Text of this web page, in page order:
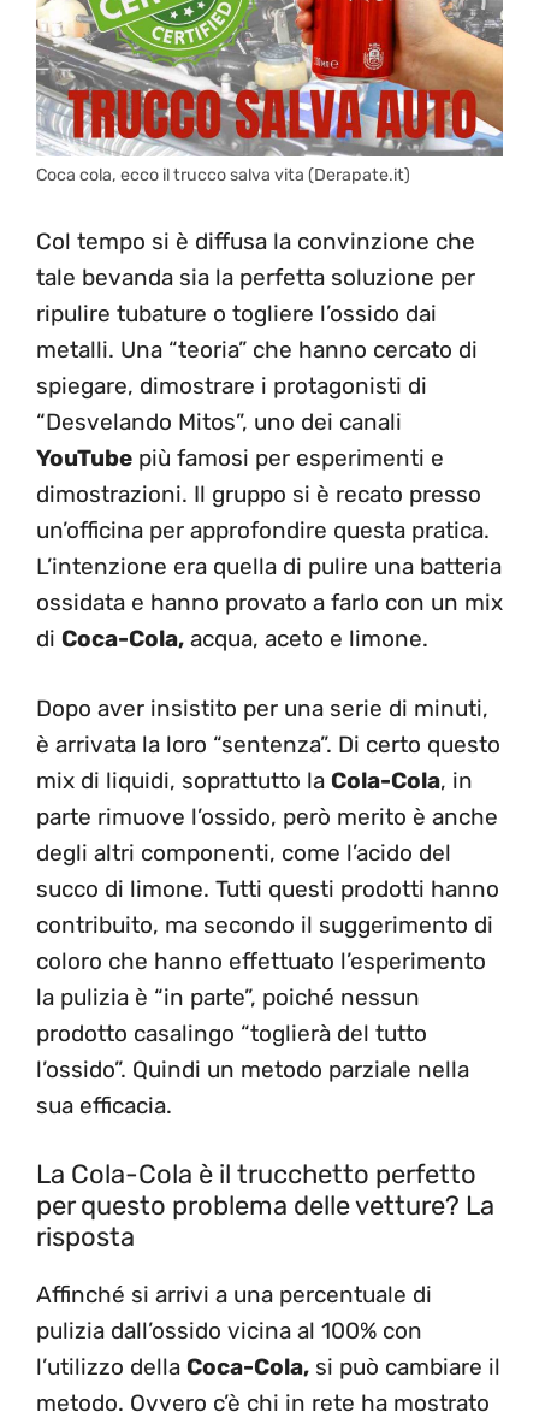
Coca cola, ecco il trucco salva vita (Derapate.it)
Col tempo si è diffusa la convinzione che
tale bevanda sia la perfetta soluzione per
ripulire tubature o togliere l’ossido dai
metalli. Una “teoria” che hanno cercato di
spiegare, dimostrare i protagonisti di
“Desvelando Mitos”, uno dei canali
YouTube più famosi per esperimenti e
dimostrazioni. Il gruppo si è recato presso
un’officina per approfondire questa pratica.
L’intenzione era quella di pulire una batteria
ossidata e hanno provato a farlo con un mix
di Coca-Cola, acqua, aceto e limone.
Dopo aver insistito per una serie di minuti,
è arrivata la loro “sentenza”. Di certo questo
mix di liquidi, soprattutto la Cola-Cola, in
parte rimuove l’ossido, però merito è anche
degli altri componenti, come l’acido del
succo di limone. Tutti questi prodotti hanno
contribuito, ma secondo il suggerimento di
coloro che hanno effettuato l’esperimento
la pulizia è “in parte”, poiché nessun
prodotto casalingo “toglierà del tutto
l’ossido”. Quindi un metodo parziale nella
sua efficacia.
La Cola-Cola è il trucchetto perfetto
per questo problema delle vetture? La
risposta
Affinché si arrivi a una percentuale di
pulizia dall’ossido vicina al 100% con
l’utilizzo della Coca-Cola, si può cambiare il
metodo. Ovvero c’è chi in rete ha mostrato